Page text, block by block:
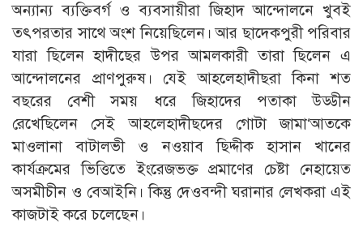
অন্যান্য ব্যক্তিবর্গ ও ব্যবসায়ীরা জিহাদ আন্দোলনে খুবই
তৎপরতার সাথে অংশ নিয়েছিলেন। আর ছাদেকপুরী পরিবার
যারা ছিলেন হাদীছের উপর আমলকারী তারা ছিলেন এ
আন্দোলনের প্রাণপুরুষ। যেই আহলেহাদীছরা কিনা শত
বছরের বেশী সময় ধরে জিহাদের পতাকা উড্ডীন
রেখেছিলেন সেই আহলেহাদীছদের গোটা জামা‘আতকে
মাওলানা বাটালভী ও নওয়াব ছিদ্দীক হাসান খানের
কার্যক্রমের ভিত্তিতে ইংরেজভক্ত প্রমাণের চেষ্টা নেহায়েত
অসমীচীন ও বেআইনি। কিন্তু দেওবন্দী ঘরানার লেখকরা এই
কাজটাই করে চলেছেন।